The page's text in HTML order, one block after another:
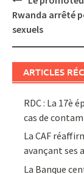
navigation
Rwanda arrêté
sexuels
ARTICLES
RDC : La 17è
cas de
La CAF
avançant ses
La Banque